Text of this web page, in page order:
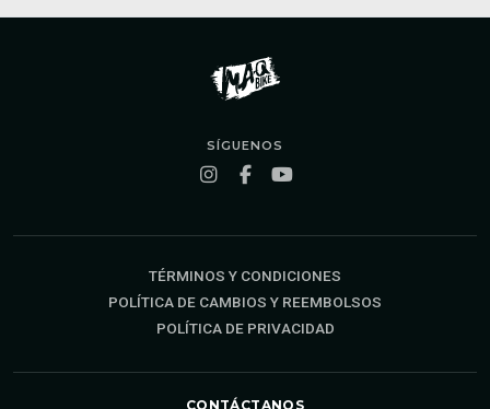
SÍGUENOS
TÉRMINOS Y CONDICIONES
POLÍTICA DE CAMBIOS Y REEMBOLSOS
POLÍTICA DE PRIVACIDAD
CONTÁCTANOS